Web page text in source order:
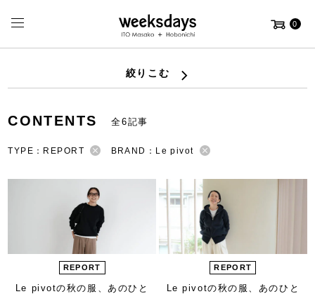
0
絞りこむ
CONTENTS 全6記事
TYPE：REPORT BRAND：Le pivot
REPORT
Le pivotの秋の服、 あのひと
REPORT
Le pivotの秋の服、 あのひと